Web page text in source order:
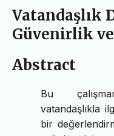
Vatandaşlık
Güvenirlik ve
Abstract
Bu
vatandaşlıkla
bir